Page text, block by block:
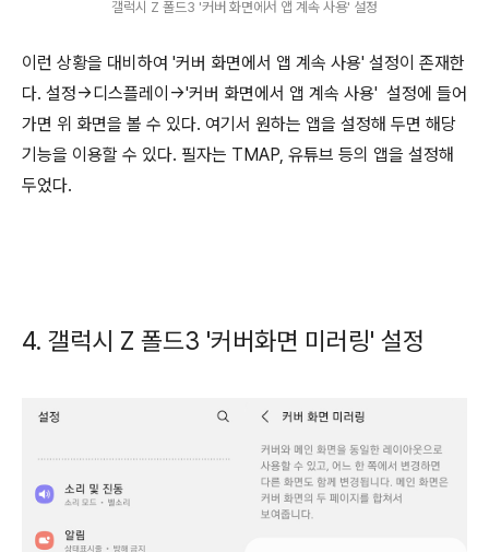
갤럭시 Z 폴드3 '커버 화면에서 앱 계속 사용' 설정
이런 상황을 대비하여 '커버 화면에서 앱 계속 사용' 설정이 존재한
다. 설정->디스플레이->'커버 화면에서 앱 계속 사용' 설정에 들어
가면 위 화면을 볼 수 있다. 여기서 원하는 앱을 설정해 두면 해당
기능을 이용할 수 있다. 필자는 TMAP, 유튜브 등의 앱을 설정해
두었다.
4. 갤럭시 Z 폴드3 '커버화면 미러링' 설정